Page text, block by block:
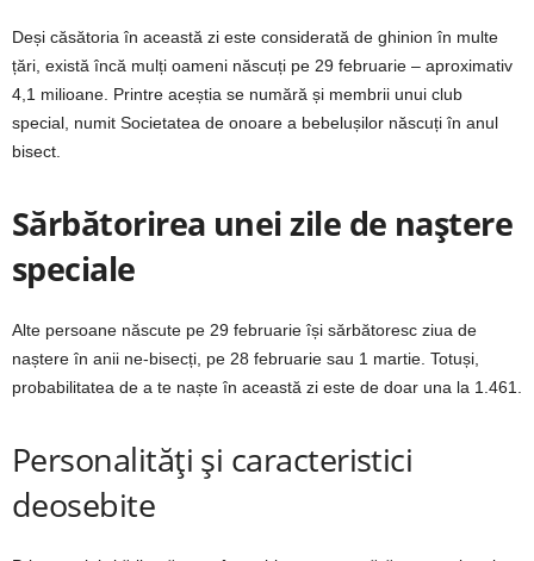
Deși căsătoria în această zi este considerată de ghinion în multe
țări, există încă mulți oameni născuți pe 29 februarie – aproximativ
4,1 milioane. Printre aceștia se numără și membrii unui club
special, numit Societatea de onoare a bebelușilor născuți în anul
bisect.
Sărbătorirea unei zile de naștere
speciale
Alte persoane născute pe 29 februarie își sărbătoresc ziua de
naștere în anii ne-bisecți, pe 28 februarie sau 1 martie. Totuși,
probabilitatea de a te naște în această zi este de doar una la 1.461.
Personalități și caracteristici
deosebite